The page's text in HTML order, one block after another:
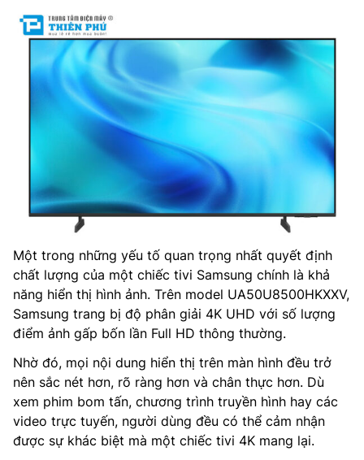
Một trong những yếu tố quan trọng nhất quyết định
chất lượng của một chiếc tivi Samsung chính là khả
năng hiển thị hình ảnh. Trên model UA50U8500HKXXV,
Samsung trang bị độ phân giải 4K UHD với số lượng
điểm ảnh gấp bốn lần Full HD thông thường.
Nhờ đó, mọi nội dung hiển thị trên màn hình đều trở
nên sắc nét hơn, rõ ràng hơn và chân thực hơn. Dù
xem phim bom tấn, chương trình truyền hình hay các
video trực tuyến, người dùng đều có thể cảm nhận
được sự khác biệt mà một chiếc tivi 4K mang lại.